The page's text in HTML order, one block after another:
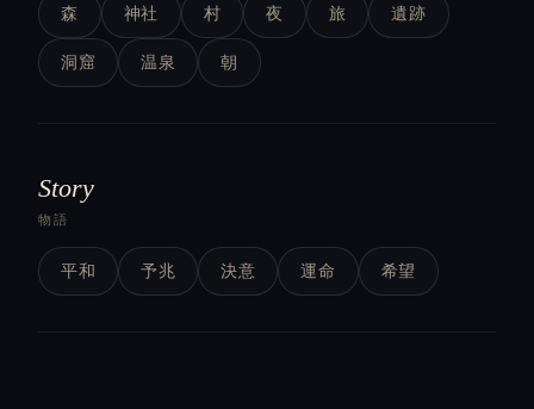
森 神社 村 夜 旅 遺跡
洞窟 温泉 朝
Story
物語
平和 予兆 決意 運命 希望